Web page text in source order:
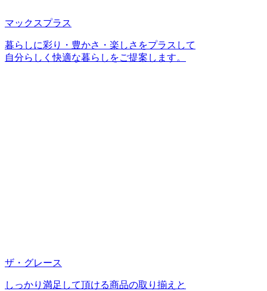
マックスプラス
暮らしに彩り・豊かさ・楽しさをプラスして
自分らしく快適な暮らしをご提案します。
ザ・グレース
しっかり満足して頂ける商品の取り揃えと